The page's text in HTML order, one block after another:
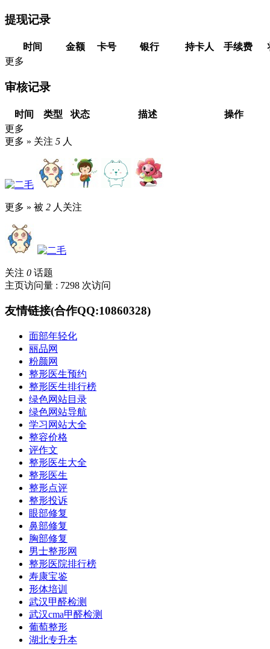
提现记录
时间 金额 卡号 银行 持卡人 手续费
更多
审核记录
时间 类型 状态 描述
操作
更多
更多 » 关注 5 人
更多 » 被 2 人关注
关注 0 话题
主页访问量 : 7298 次访问
友情链接(合作QQ:10860328)
面部年轻化
丽品网
粉颜网
整形医生预约
整形医生排行榜
绿色网站目录
绿色网站导航
学习网站大全
整容价格
评作文
整形医生大全
整形医生
整形点评
整形投诉
眼部修复
鼻部修复
胸部修复
男士整形网
整形医院排行榜
寿康宝鉴
形体培训
武汉甲醛检测
武汉cma甲醛检测
葡萄整形
湖北专升本